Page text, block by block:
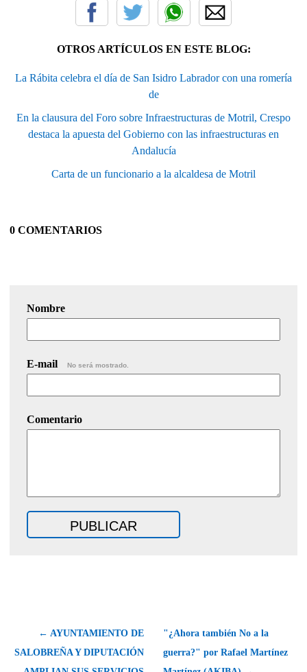
OTROS ARTÍCULOS EN ESTE BLOG:
La Rábita celebra el día de San Isidro Labrador con una romería
de
En la clausura del Foro sobre Infraestructuras de Motril, Crespo
destaca la apuesta del Gobierno con las infraestructuras en
Andalucía
Carta de un funcionario a la alcaldesa de Motril
0 COMENTARIOS
Nombre
E-mail No será mostrado.
Comentario
← AYUNTAMIENTO DE
SALOBREÑA Y DIPUTACIÓN
"¿Ahora también No a la
guerra?" por Rafael Martínez